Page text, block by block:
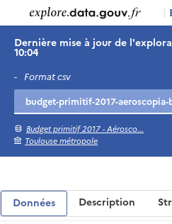
|
Dernière mise à jour de
10:04
- Format csv
Budget primitif 2017 - Aérosco...
Toulouse métropole
Données Description